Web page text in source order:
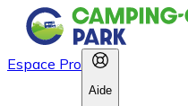
Espace Pro
Aide